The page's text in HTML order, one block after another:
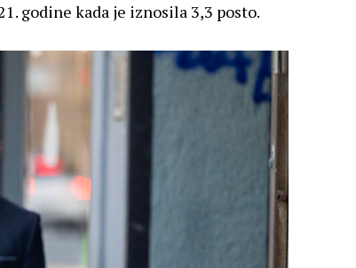
godine kada je iznosila 3,3 posto.